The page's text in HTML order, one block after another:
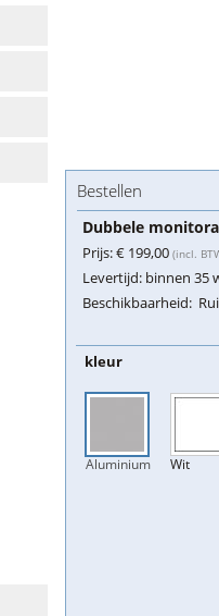
Bestellen
Dubbele
Prijs:€ 199,00 (incl.
Levertijd: binnen 35
Beschikbaarheid:
kleur
Aluminium Wit